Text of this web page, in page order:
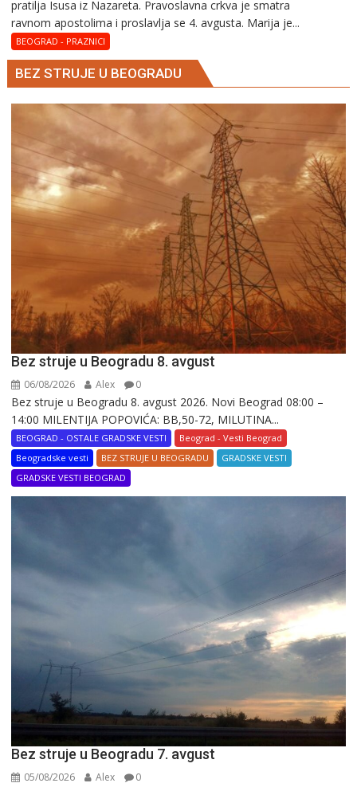
Marija
Magdalena
pratilja Isusa iz Nazareta. Pravoslavna crkva je smatra
ravnom apostolima i proslavlja se 4. avgusta. Marija je...
BEOGRAD - PRAZNICI
BEZ STRUJE U BEOGRADU
Bez struje u Beogradu 8. avgust
06/08/2026 Alex 0
Bez struje u Beogradu 8. avgust 2026. Novi Beograd 08:00 –
14:00 MILENTIJA POPOVIĆA: BB,50-72, MILUTINA...
BEOGRAD - OSTALE GRADSKE VESTI
Beograd - Vesti Beograd
Beogradske vesti
BEZ STRUJE U BEOGRADU
GRADSKE VESTI
GRADSKE VESTI BEOGRAD
Bez struje u Beogradu 7. avgust
05/08/2026 Alex 0